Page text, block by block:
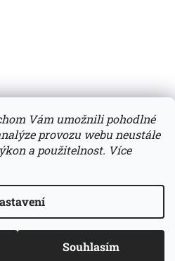
Vám umožnili pohodlné
provozu webu neustále
a použitelnost. Více
Souhlasím
Shoptet
. Všechna práva vyhrazena.
cookies